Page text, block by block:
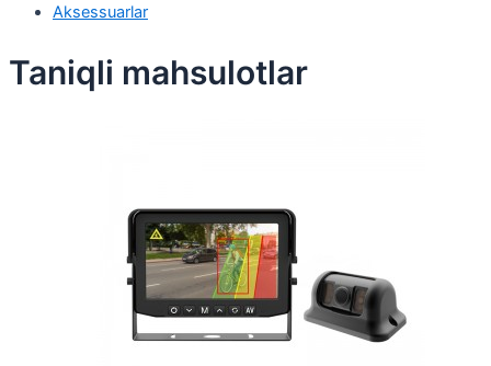
Aksessuarlar
Taniqli mahsulotlar